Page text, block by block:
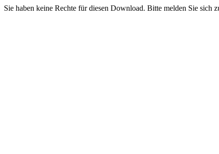
Sie haben keine Rechte für diesen Download. Bitte melden Sie sich